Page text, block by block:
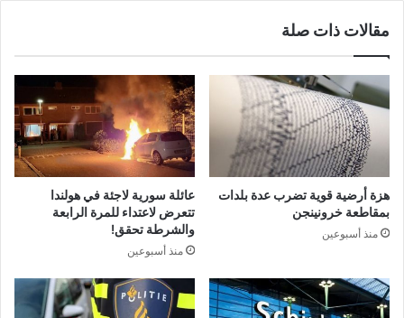
مقالات ذات صلة
هزة أرضية قوية تضرب عدة بلدات
بمقاطعة خرونينجن
منذ أسبوعين
عائلة سورية لاجئة في هولندا
تتعرض لاعتداء للمرة الرابعة
والشرطة تحقق!
منذ أسبوعين